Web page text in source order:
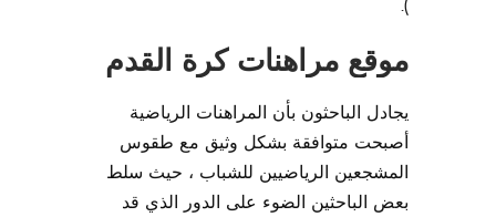
موقع مراهنات كرة القدم
يجادل الباحثون بأن المراهنات الرياضية
أصبحت متوافقة بشكل وثيق مع طقوس
المشجعين الرياضيين للشباب ، حيث سلط
بعض الباحثين الضوء على الدور الذي قد